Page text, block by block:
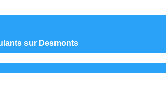
sur Desmonts